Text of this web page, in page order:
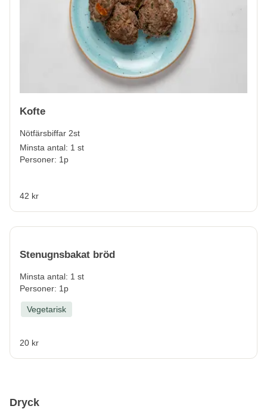
Kofte
Nötfärsbiffar 2st
Minsta antal: 1 st
Personer: 1p
42 kr
Stenugnsbakat bröd
Minsta antal: 1 st
Personer: 1p
Vegetarisk
20 kr
Dryck